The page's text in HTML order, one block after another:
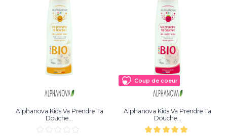
Alphanova Kids Va Prendre Ta
Douche...
Coup de coeur
Alphanova Kids Va Prendre Ta
Douche...